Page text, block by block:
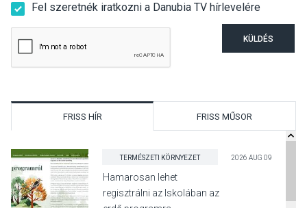
Fel szeretnék iratkozni a Danubia TV hírlevelére
KÜLDÉS
FRISS HÍR FRISS MŰSOR
TERMÉSZETI KÖRNYEZET 2026 AUG 09
Hamarosan lehet
regisztrálni az Iskolában az